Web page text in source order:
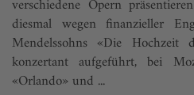
verschiedene Opern
diesmal wegen finanzieller
Mendelssohns «Die
konzertant aufgeführt, bei
«Orlando» und ...